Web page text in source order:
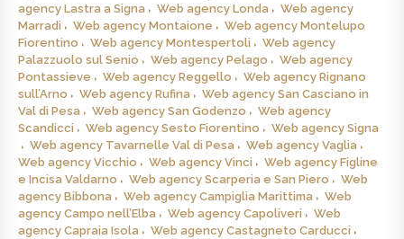
agency Lastra a Signa
Web agency Londa
Web agency
Marradi
Web agency Montaione
Web agency Montelupo
Fiorentino
Web agency Montespertoli
Web agency
Palazzuolo sul Senio
Web agency Pelago
Web agency
Pontassieve
Web agency Reggello
Web agency Rignano
sull’Arno
Web agency Rufina
Web agency San Casciano in
Val di Pesa
Web agency San Godenzo
Web agency
Scandicci
Web agency Sesto Fiorentino
Web agency Signa
Web agency Tavarnelle Val di Pesa
Web agency Vaglia
Web agency Vicchio
Web agency Vinci
Web agency Figline
e Incisa Valdarno
Web agency Scarperia e San Piero
Web
agency Bibbona
Web agency Campiglia Marittima
Web
agency Campo nell’Elba
Web agency Capoliveri
Web
agency Capraia Isola
Web agency Castagneto Carducci